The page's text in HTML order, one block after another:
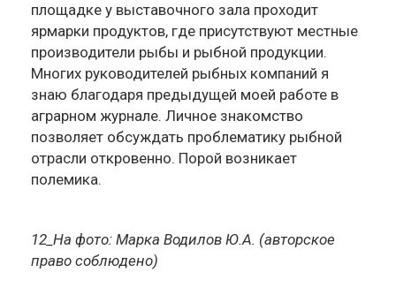
площадке у выставочного зала проходит
ярмарки продуктов, где присутствуют местные
производители рыбы и рыбной продукции.
Многих руководителей рыбных компаний я
знаю благодаря предыдущей моей работе в
аграрном журнале. Личное знакомство
позволяет обсуждать проблематику рыбной
отрасли откровенно. Порой возникает
полемика.
12_На фото: Марка Водилов Ю.А. (авторское
право соблюдено)